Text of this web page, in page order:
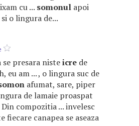
cu ... somonul apoi
o lingura de...
se presara nisteicre de
eu am ... , o lingura suc de
afumat, sare, piper
de lamaie proaspat
compozitia ... invelesc
fiecare canapea se aseaza